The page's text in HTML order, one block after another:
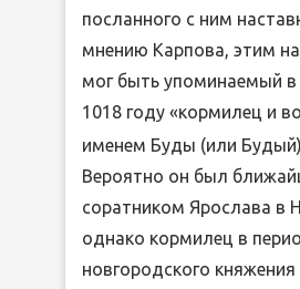
посланного с ним
мнению Карпова, этим
мог быть упоминаемый в
1018 году «кормилец и
именем Буды (или
Вероятно он был
соратником Ярослава в
однако кормилец в
новгородского